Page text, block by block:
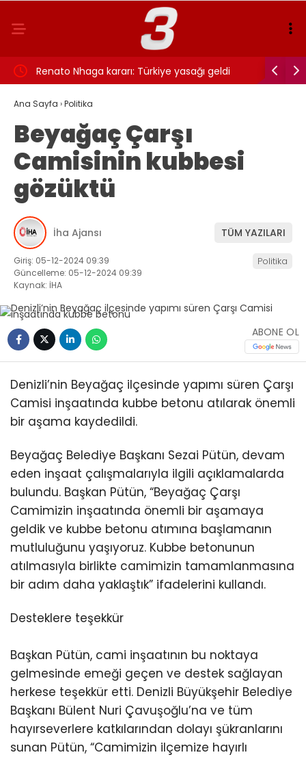
Renato Nhaga kararı: Türkiye yasağı geldi Faruk
Ana Sayfa ›Politika
Beyağaç Çarşı
Camisinin kubbesi
gözüktü
İha Ajansı TÜM YAZILARI
Giriş: 05-12-2024 09:39
Güncelleme: 05-12-2024 09:39
Kaynak: İHA
Politika
ABONE OL
Denizli’nin Beyağaç ilçesinde yapımı süren Çarşı
Camisi inşaatında kubbe betonu atılarak önemli
bir aşama kaydedildi.
Beyağaç Belediye Başkanı Sezai Pütün, devam
eden inşaat çalışmalarıyla ilgili açıklamalarda
bulundu. Başkan Pütün, “Beyağaç Çarşı
Camimizin inşaatında önemli bir aşamaya
geldik ve kubbe betonu atımına başlamanın
mutluluğunu yaşıyoruz. Kubbe betonunun
atılmasıyla birlikte camimizin tamamlanmasına
bir adım daha yaklaştık” ifadelerini kullandı.
Desteklere teşekkür
Başkan Pütün, cami inşaatının bu noktaya
gelmesinde emeği geçen ve destek sağlayan
herkese teşekkür etti. Denizli Büyükşehir Belediye
Başkanı Bülent Nuri Çavuşoğlu’na ve tüm
hayırseverlere katkılarından dolayı şükranlarını
sunan Pütün, “Camimizin ilçemize hayırlı